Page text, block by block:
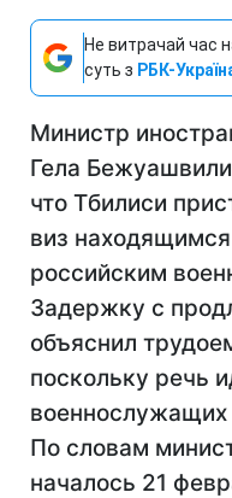
Не витрачай час
суть з РБК-
Министр
Гела
что Тбилиси
виз
российским
Задержку с
объяснил
поскольку речь
военнослужащих
По словам
началось 21